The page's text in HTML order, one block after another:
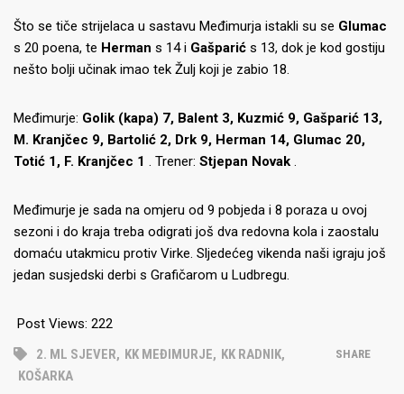
Što se tiče strijelaca u sastavu Međimurja istakli su se Glumac
s 20 poena, te Herman s 14 i Gašparić s 13, dok je kod gostiju
nešto bolji učinak imao tek Žulj koji je zabio 18.
Međimurje: Golik (kapa) 7, Balent 3, Kuzmić 9, Gašparić 13,
M. Kranjčec 9, Bartolić 2, Drk 9, Herman 14, Glumac 20,
Totić 1, F. Kranjčec 1 . Trener: Stjepan Novak .
Međimurje je sada na omjeru od 9 pobjeda i 8 poraza u ovoj
sezoni i do kraja treba odigrati još dva redovna kola i zaostalu
domaću utakmicu protiv Virke. Sljedećeg vikenda naši igraju još
jedan susjedski derbi s Grafičarom u Ludbregu.
Post Views: 222
2. ML SJEVER, KK MEĐIMURJE, KK RADNIK,
KOŠARKA
SHARE